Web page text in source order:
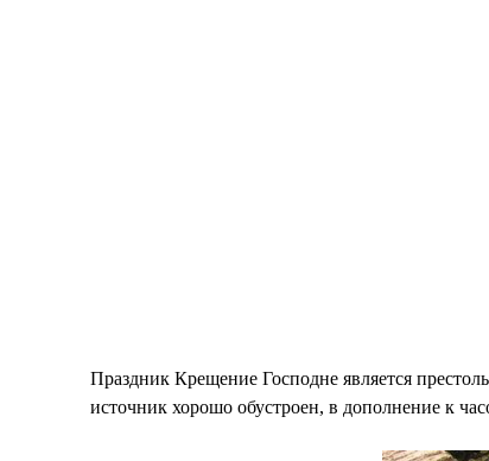
Праздник Крещение Господне является
источник хорошо обустроен, в дополнение к